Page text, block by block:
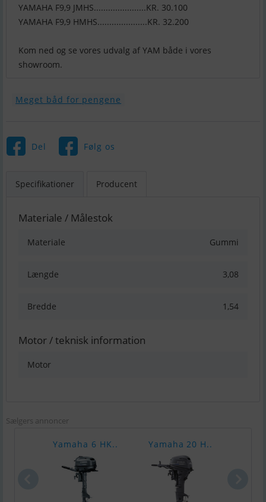
YAMAHA F9,9 JMHS......................KR. 30.100
YAMAHA F9,9 HMHS.....................KR. 32.200
Kom ned og se vores udvalg af YAM både i vores
showroom.
Meget båd for pengene
Del Følg os
Specifikationer Producent
Materiale / Målestok
Materiale Gummi
Længde 3,08
Bredde 1,54
Motor / teknisk information
Motor
Sælgers annoncer
Yamaha 6 HK.. Yamaha 20 H..